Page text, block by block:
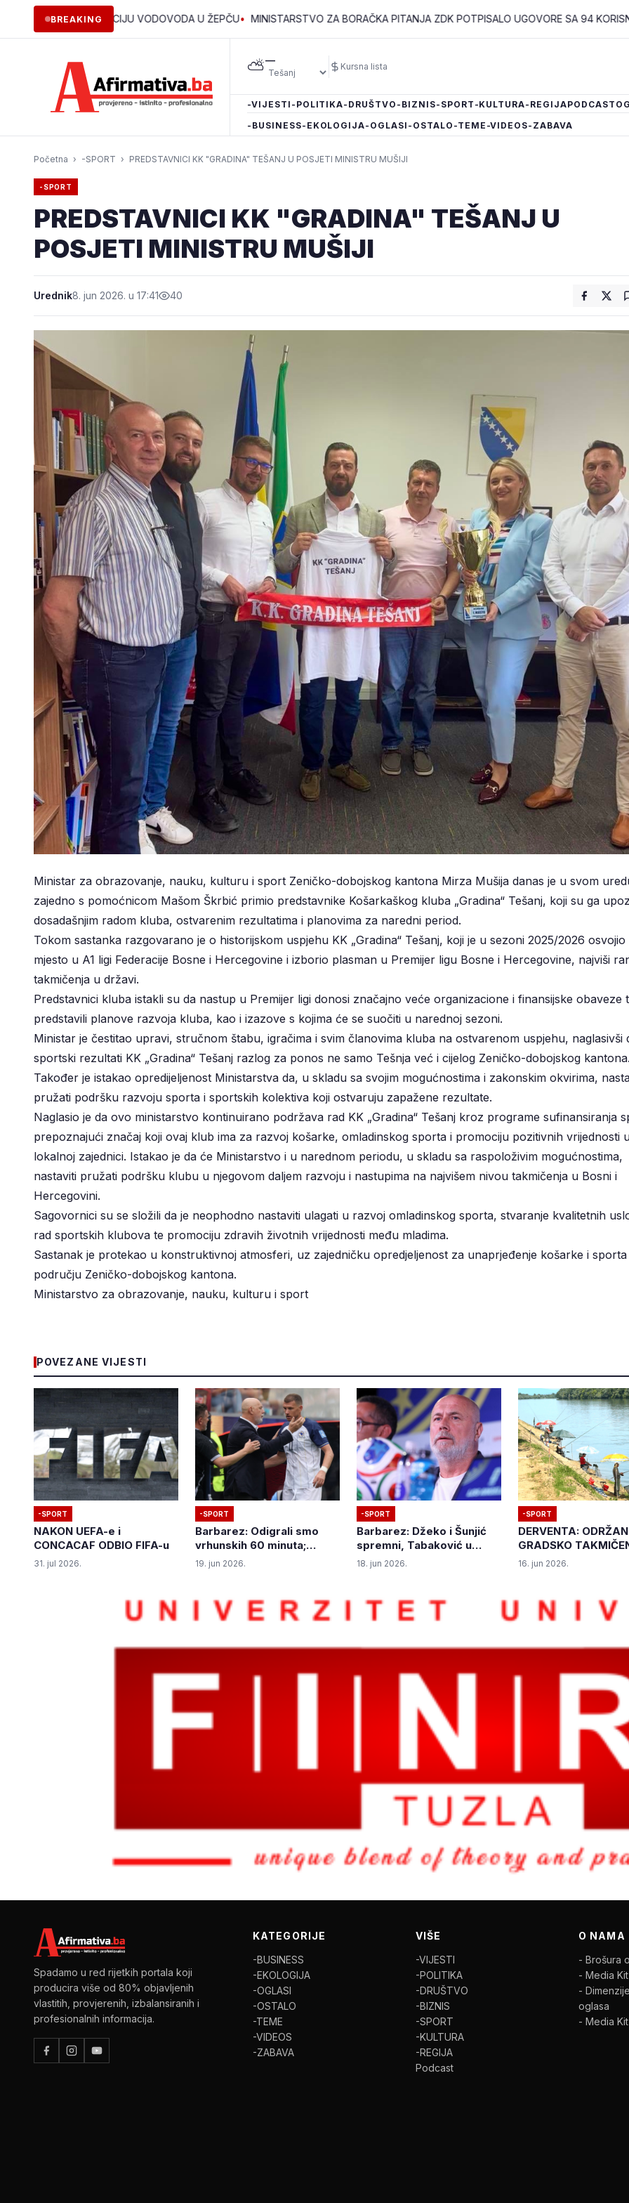
BREAKINGVODOVODA U ŽEPČU• MINISTARSTVO ZA BORAČKA PITANJA ZDK POTPISALO UGOVORE SA 94 KORISNIKA
⛅—
Kursna lista
-VIJESTI -POLITIKA-DRUŠTVO -BIZNIS-SPORT -KULTURA-REGIJAPODCAST
-BUSINESS-EKOLOGIJA-OGLASI -OSTALO -TEME -VIDEOS-ZABAVA
Početna › -SPORT › PREDSTAVNICI KK "GRADINA" TEŠANJ U POSJETI MINISTRU MUŠIJI
-SPORT
PREDSTAVNICI KK "GRADINA" TEŠANJ U
POSJETI MINISTRU MUŠIJI
Urednik8. jun 2026. u 17:41 40
Ministar za obrazovanje, nauku, kulturu i sport Zeničko-dobojskog kantona Mirza Mušija danas je u svom
zajedno s pomoćnicom Mašom Škrbić primio predstavnike Košarkaškog kluba „Gradina“ Tešanj, koji su ga
dosadašnjim radom kluba, ostvarenim rezultatima i planovima za naredni period.
Tokom sastanka razgovarano je o historijskom uspjehu KK „Gradina“ Tešanj, koji je u sezoni 2025/2026
mjesto u A1 ligi Federacije Bosne i Hercegovine i izborio plasman u Premijer ligu Bosne i Hercegovine, najviši
takmičenja u državi.
Predstavnici kluba istakli su da nastup u Premijer ligi donosi značajno veće organizacione i finansijske obaveze
predstavili planove razvoja kluba, kao i izazove s kojima će se suočiti u narednoj sezoni.
Ministar je čestitao upravi, stručnom štabu, igračima i svim članovima kluba na ostvarenom uspjehu, naglasivši
sportski rezultati KK „Gradina“ Tešanj razlog za ponos ne samo Tešnja već i cijelog Zeničko-dobojskog kantona.
Također je istakao opredijeljenost Ministarstva da, u skladu sa svojim mogućnostima i zakonskim okvirima,
pružati podršku razvoju sporta i sportskih kolektiva koji ostvaruju zapažene rezultate.
Naglasio je da ovo ministarstvo kontinuirano podržava rad KK „Gradina“ Tešanj kroz programe sufinansiranja
prepoznajući značaj koji ovaj klub ima za razvoj košarke, omladinskog sporta i promociju pozitivnih vrijednosti
lokalnoj zajednici. Istakao je da će Ministarstvo i u narednom periodu, u skladu sa raspoloživim mogućnostima,
nastaviti pružati podršku klubu u njegovom daljem razvoju i nastupima na najvišem nivou takmičenja u Bosni i
Hercegovini.
Sagovornici su se složili da je neophodno nastaviti ulagati u razvoj omladinskog sporta, stvaranje kvalitetnih
rad sportskih klubova te promociju zdravih životnih vrijednosti među mladima.
Sastanak je protekao u konstruktivnoj atmosferi, uz zajedničku opredjeljenost za unaprjeđenje košarke i
području Zeničko-dobojskog kantona.
Ministarstvo za obrazovanje, nauku, kulturu i sport
POVEZANE VIJESTI
-SPORT
NAKON UEFA-e i
CONCACAF ODBIO FIFA-u
31. jul 2026.
-SPORT
Barbarez: Odigrali smo
vrhunskih 60 minuta;
Džeko: Golove smo primili
19. jun 2026.
-SPORT
Barbarez: Džeko i Šunjić
spremni, Tabaković u
konkurenciji, svaka
18. jun 2026.
-SPORT
DERVENTA:
GRADSKO
SPORTSKOM
16. jun 2026.
Spadamo u red rijetkih portala koji
producira više od 80% objavljenih
vlastitih, provjerenih, izbalansiranih i
profesionalnih informacija.
KATEGORIJE
-BUSINESS
-EKOLOGIJA
-OGLASI
-OSTALO
-TEME
-VIDEOS
-ZABAVA
VIŠE
-VIJESTI
-POLITIKA
-DRUŠTVO
-BIZNIS
-SPORT
-KULTURA
-REGIJA
Podcast
O NAMA
- Brošura
- Media Kit
-
oglasa
- Media